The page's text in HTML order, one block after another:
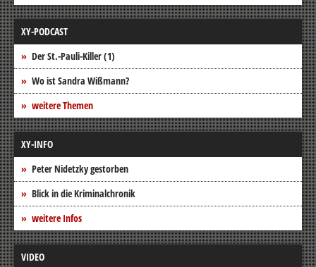
XY-PODCAST
Der St.-Pauli-Killer (1)
Wo ist Sandra Wißmann?
weitere Themen
XY-INFO
Peter Nidetzky gestorben
Blick in die Kriminalchronik
weitere Infos
VIDEO